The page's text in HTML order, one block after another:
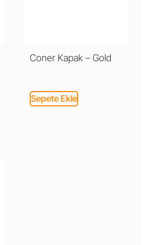
Coner Kapak – Gold
Sepete Ekle